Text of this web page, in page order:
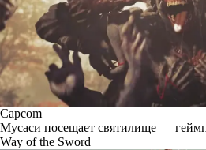
Capcom
Мусаси посещает святилище —
Way of the Sword